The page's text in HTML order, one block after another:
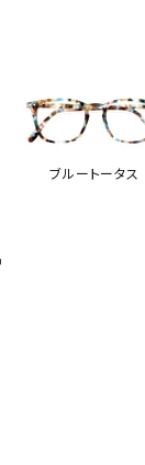
ブルートータス